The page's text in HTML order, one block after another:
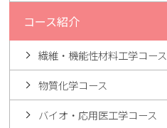
コース紹介
繊維・機能性材料工学コース
物質化学コース
バイオ・応用医工学コース